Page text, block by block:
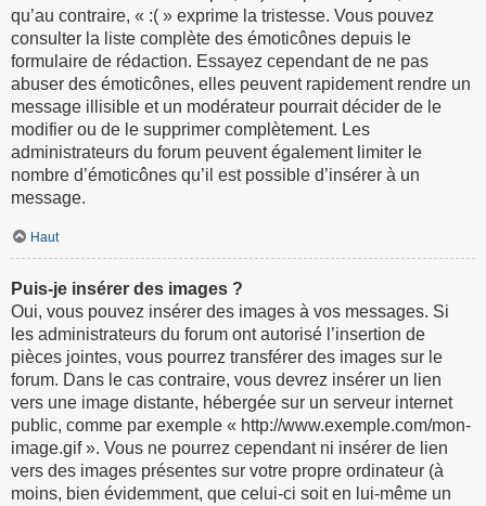
qu’au contraire, « :( » exprime la tristesse. Vous pouvez
consulter la liste complète des émoticônes depuis le
formulaire de rédaction. Essayez cependant de ne pas
abuser des émoticônes, elles peuvent rapidement rendre un
message illisible et un modérateur pourrait décider de le
modifier ou de le supprimer complètement. Les
administrateurs du forum peuvent également limiter le
nombre d’émoticônes qu’il est possible d’insérer à un
message.
Haut
Puis-je insérer des images ?
Oui, vous pouvez insérer des images à vos messages. Si
les administrateurs du forum ont autorisé l’insertion de
pièces jointes, vous pourrez transférer des images sur le
forum. Dans le cas contraire, vous devrez insérer un lien
vers une image distante, hébergée sur un serveur internet
public, comme par exemple « http://www.exemple.com/mon-
image.gif ». Vous ne pourrez cependant ni insérer de lien
vers des images présentes sur votre propre ordinateur (à
moins, bien évidemment, que celui-ci soit en lui-même un